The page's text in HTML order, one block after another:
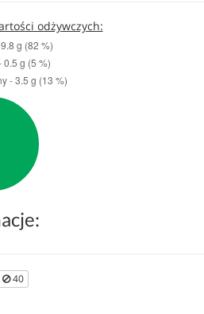
odżywczych:
40